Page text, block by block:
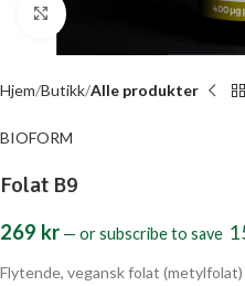
Click to enlarge
Hjem Butikk Alle produkter
BIOFORM
Folat B9
269 kr — or subscribe to save
Flytende, vegansk folat